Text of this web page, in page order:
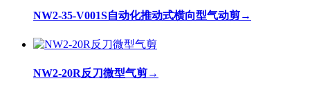
NW2-35-V001S自动化推动式横向型气动剪→
NW2-20R反刀微型气剪→